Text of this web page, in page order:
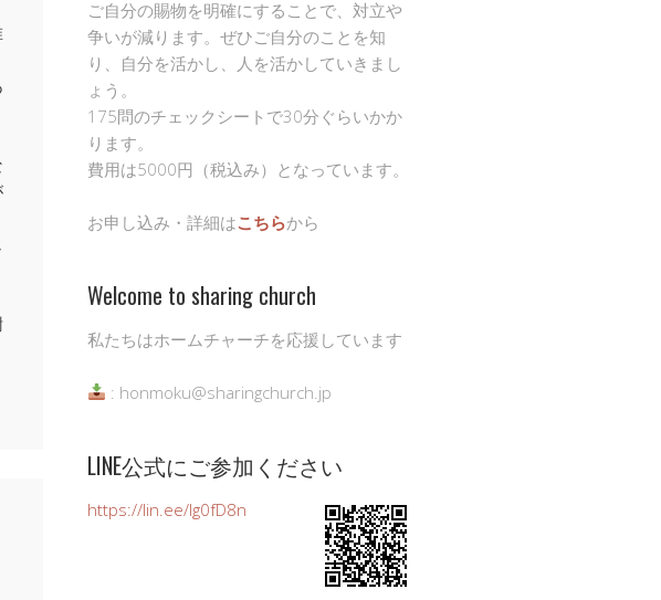
ご自分の賜物を明確にすることで、対立や
争いが減ります。ぜひご自分のことを知
り、自分を活かし、人を活かしていきまし
ょう。
175問のチェックシートで30分ぐらいかか
ります。
費用は5000円（税込み）となっています。
お申し込み・詳細はこちらから
Welcome to sharing church
私たちはホームチャーチを応援しています
: honmoku@sharingchurch.jp
LINE公式にご参加ください
https://lin.ee/Ig0fD8n